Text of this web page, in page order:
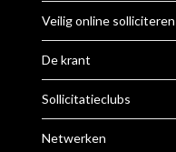
Veilig online solliciteren
De krant
Sollicitatieclubs
Netwerken